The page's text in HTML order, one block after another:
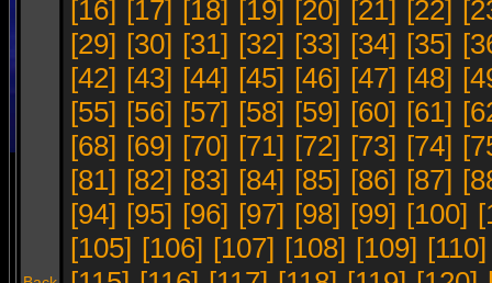
[16] [17] [18] [19] [20] [21] [22]
[29] [30] [31] [32] [33] [34] [35]
[42] [43] [44] [45] [46] [47] [48]
[55] [56] [57] [58] [59] [60] [61]
[68] [69] [70] [71] [72] [73] [74]
[81] [82] [83] [84] [85] [86] [87]
[94] [95] [96] [97] [98] [99] [100]
[105] [106] [107] [108] [109] [110]